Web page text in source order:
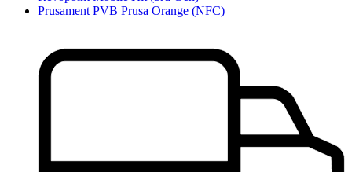
Prusament PVB Prusa Orange (NFC)